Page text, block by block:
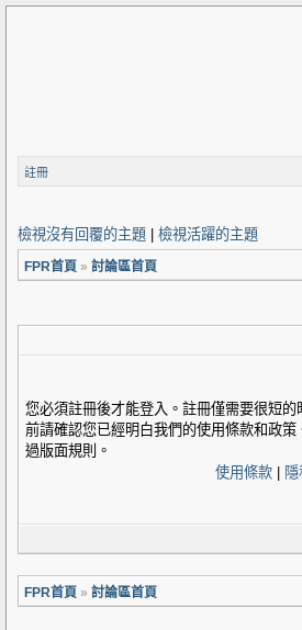
註冊
檢視沒有回覆的主題 檢視活躍的主題
FPR首頁 » 討論區首頁
您必須註冊後才能登入。註冊僅需要很短
前請確認您已經明白我們的使用條款和政
過版面規則。
使用條款
FPR首頁 » 討論區首頁